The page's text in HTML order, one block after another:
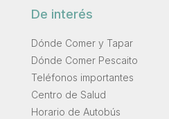
De interés
Dónde Comer y Tapar
Dónde Comer Pescaito
Teléfonos importantes
Centro de Salud
Horario de Autobús